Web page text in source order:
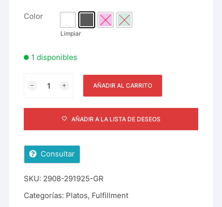
Color
Limpiar
1 disponibles
AÑADIR AL CARRITO
AÑADIR A LA LISTA DE DESEOS
Consultar
SKU: 2908-291925-GR
Categorías: Platos, Fulfillment